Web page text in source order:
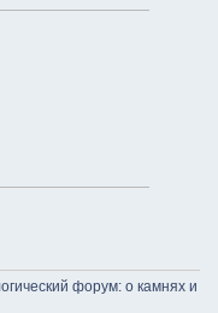
форум: о камнях и